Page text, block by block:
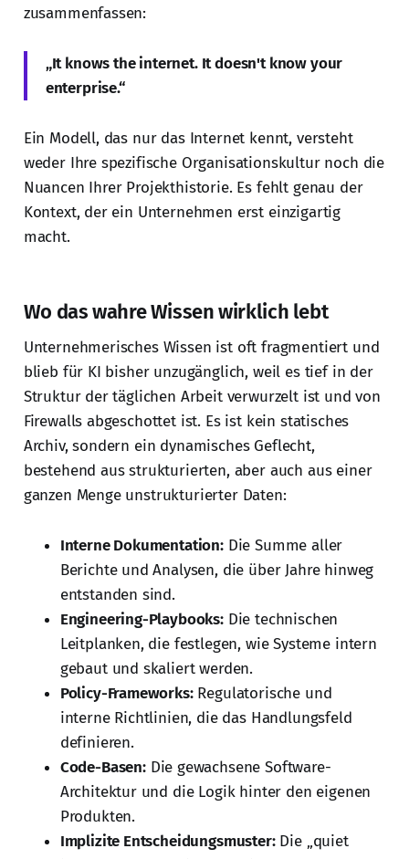
zusammenfassen:
„It knows the internet. It doesn't know your
enterprise.“
Ein Modell, das nur das Internet kennt, versteht
weder Ihre spezifische Organisationskultur noch die
Nuancen Ihrer Projekthistorie. Es fehlt genau der
Kontext, der ein Unternehmen erst einzigartig
macht.
Wo das wahre Wissen wirklich lebt
Unternehmerisches Wissen ist oft fragmentiert und
blieb für KI bisher unzugänglich, weil es tief in der
Struktur der täglichen Arbeit verwurzelt ist und von
Firewalls abgeschottet ist. Es ist kein statisches
Archiv, sondern ein dynamisches Geflecht,
bestehend aus strukturierten, aber auch aus einer
ganzen Menge unstrukturierter Daten:
Interne Dokumentation:Die Summe aller
Berichte und Analysen, die über Jahre hinweg
entstanden sind.
Engineering-Playbooks:Die technischen
Leitplanken, die festlegen, wie Systeme intern
gebaut und skaliert werden.
Policy-Frameworks:Regulatorische und
interne Richtlinien, die das Handlungsfeld
definieren.
Code-Basen:Die gewachsene Software-
Architektur und die Logik hinter den eigenen
Produkten.
Implizite Entscheidungsmuster:Die „quiet